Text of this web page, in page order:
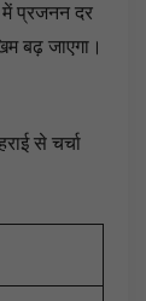
में प्रजनन दर
बढ़ जाएगा।
से चर्चा